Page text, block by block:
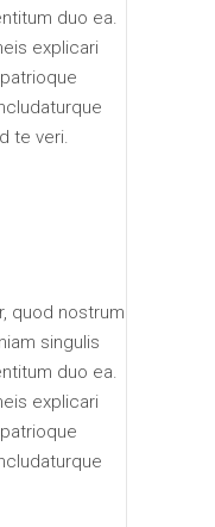
duo ea.
explicari
te veri.
quod nostrum
singulis
duo ea.
explicari